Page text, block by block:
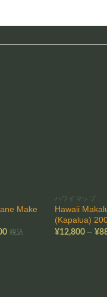
Make
価税込
ハワイマップ
Hawaii
(Kapalua)
¥12,800 – ¥